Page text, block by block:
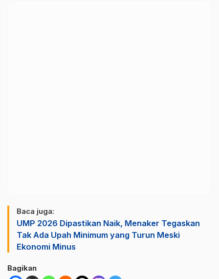
Baca juga:
UMP 2026 Dipastikan Naik, Menaker Tegaskan
Tak Ada Upah Minimum yang Turun Meski
Ekonomi Minus
Bagikan